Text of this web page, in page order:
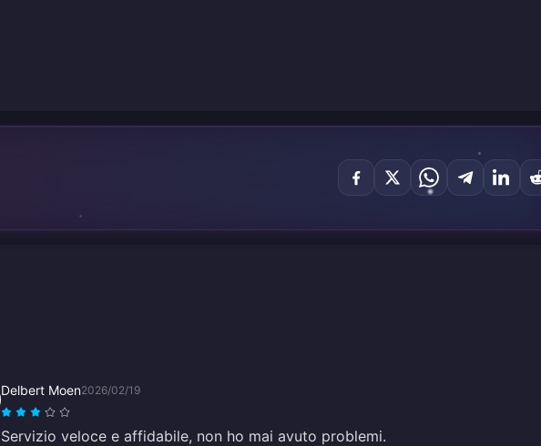
Delbert Moen2026/02/19
Servizio veloce e affidabile, non ho mai avuto problemi.